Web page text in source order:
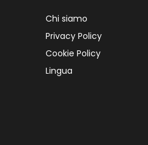
Chi siamo
Privacy Policy
Cookie Policy
Lingua